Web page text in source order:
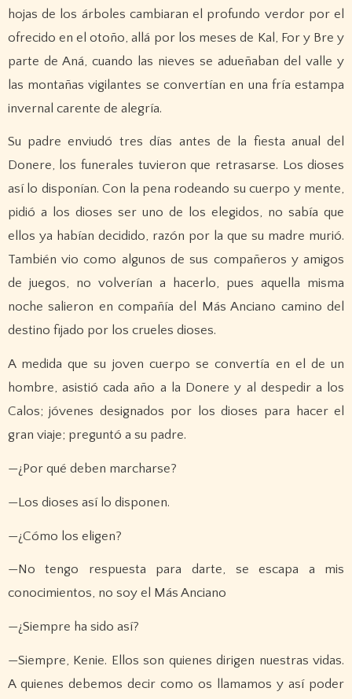
hojas de los árboles cambiaran el profundo verdor por el
ofrecido en el otoño, allá por los meses de Kal, For y Bre y
parte de Aná, cuando las nieves se adueñaban del valle y
las montañas vigilantes se convertían en una fría estampa
invernal carente de alegría.
Su padre enviudó tres días antes de la fiesta anual del
Donere, los funerales tuvieron que retrasarse. Los dioses
así lo disponían. Con la pena rodeando su cuerpo y mente,
pidió a los dioses ser uno de los elegidos, no sabía que
ellos ya habían decidido, razón por la que su madre murió.
También vio como algunos de sus compañeros y amigos
de juegos, no volverían a hacerlo, pues aquella misma
noche salieron en compañía del Más Anciano camino del
destino fijado por los crueles dioses.
A medida que su joven cuerpo se convertía en el de un
hombre, asistió cada año a la Donere y al despedir a los
Calos; jóvenes designados por los dioses para hacer el
gran viaje; preguntó a su padre.
—¿Por qué deben marcharse?
—Los dioses así lo disponen.
—¿Cómo los eligen?
—No tengo respuesta para darte, se escapa a mis
conocimientos, no soy el Más Anciano
—¿Siempre ha sido así?
—Siempre, Kenie. Ellos son quienes dirigen nuestras vidas.
A quienes debemos decir como os llamamos y así poder